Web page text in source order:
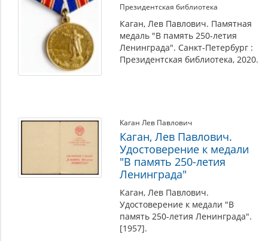
Президентская библиотека
Каган, Лев Павлович. Памятная
медаль "В память 250-летия
Ленинграда". Санкт-Петербург :
Президентская библиотека, 2020.
Каган Лев Павлович
Каган, Лев Павлович.
Удостоверение к медали
"В память 250-летия
Ленинграда"
Каган, Лев Павлович.
Удостоверение к медали "В
память 250-летия Ленинграда".
[1957].